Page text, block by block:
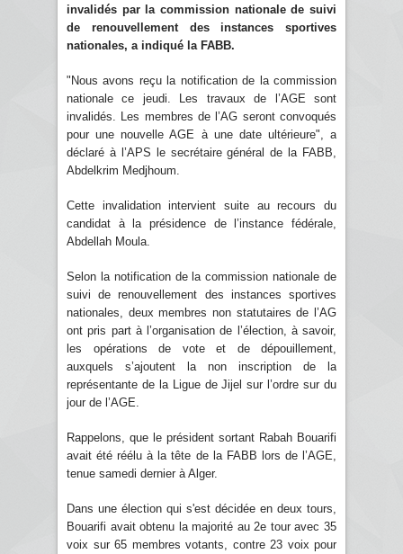
invalidés par la commission nationale de suivi
de renouvellement des instances sportives
nationales, a indiqué la FABB.
"Nous avons reçu la notification de la commission
nationale ce jeudi. Les travaux de l’AGE sont
invalidés. Les membres de l’AG seront convoqués
pour une nouvelle AGE à une date ultérieure", a
déclaré à l’APS le secrétaire général de la FABB,
Abdelkrim Medjhoum.
Cette invalidation intervient suite au recours du
candidat à la présidence de l’instance fédérale,
Abdellah Moula.
Selon la notification de la commission nationale de
suivi de renouvellement des instances sportives
nationales, deux membres non statutaires de l’AG
ont pris part à l’organisation de l’élection, à savoir,
les opérations de vote et de dépouillement,
auxquels s’ajoutent la non inscription de la
représentante de la Ligue de Jijel sur l’ordre sur du
jour de l’AGE.
Rappelons, que le président sortant Rabah Bouarifi
avait été réélu à la tête de la FABB lors de l’AGE,
tenue samedi dernier à Alger.
Dans une élection qui s'est décidée en deux tours,
Bouarifi avait obtenu la majorité au 2e tour avec 35
voix sur 65 membres votants, contre 23 voix pour